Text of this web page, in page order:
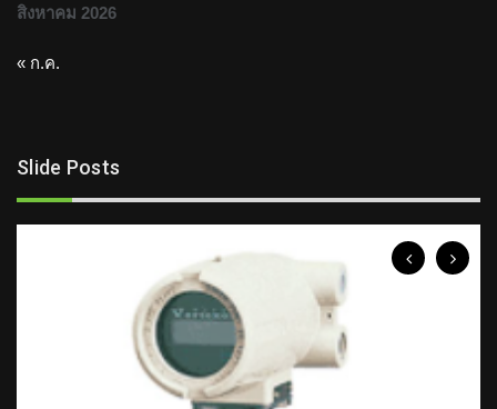
สิงหาคม 2026
« ก.ค.
Slide Posts